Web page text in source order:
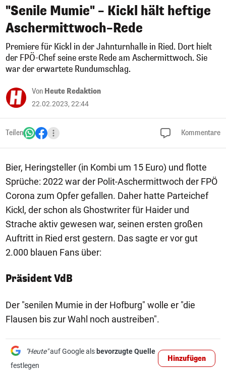
"Senile Mumie" – Kickl hält heftige
Aschermittwoch–Rede
Premiere für Kickl in der Jahnturnhalle in Ried. Dort hielt
der FPÖ-Chef seine erste Rede am Aschermittwoch. Sie
war der erwartete Rundumschlag.
Von Heute Redaktion
22.02.2023, 22:44
Teilen Kommentare
Bier, Heringsteller (in Kombi um 15 Euro) und flotte
Sprüche: 2022 war der Polit-Aschermittwoch der FPÖ
Corona zum Opfer gefallen. Daher hatte Parteichef
Kickl, der schon als Ghostwriter für Haider und
Strache aktiv gewesen war, seinen ersten großen
Auftritt in Ried erst gestern. Das sagte er vor gut
2.000 blauen Fans über:
Präsident VdB
Der "senilen Mumie in der Hofburg" wolle er "die
Flausen bis zur Wahl noch austreiben".
"Heute"auf Google als bevorzugte Quelle
festlegen
Hinzufügen